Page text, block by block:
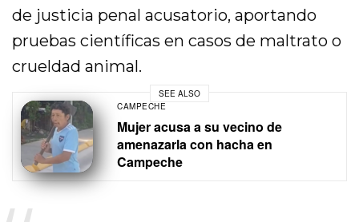
de justicia penal acusatorio, aportando
pruebas científicas en casos de maltrato o
crueldad animal.
SEE ALSO
CAMPECHE
Mujer acusa a su vecino de
amenazarla con hacha en
Campeche